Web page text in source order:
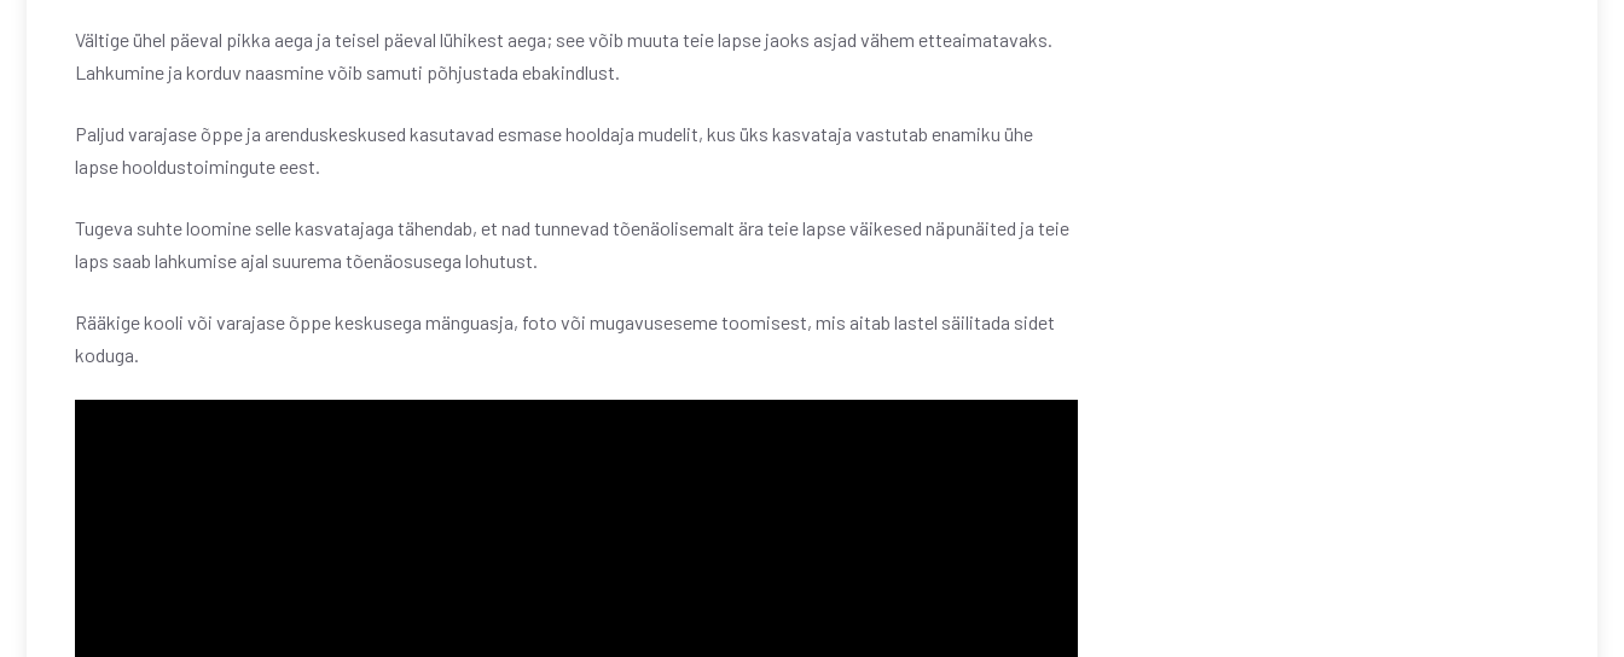
Vältige ühel päeval pikka aega ja teisel päeval lühikest aega; see võib muuta teie lapse jaoks asjad vähem etteaimatavaks.
Lahkumine ja korduv naasmine võib samuti põhjustada ebakindlust.
Paljud varajase õppe ja arenduskeskused kasutavad esmase hooldaja mudelit, kus üks kasvataja vastutab enamiku ühe
lapse hooldustoimingute eest.
Tugeva suhte loomine selle kasvatajaga tähendab, et nad tunnevad tõenäolisemalt ära teie lapse väikesed näpunäited ja teie
laps saab lahkumise ajal suurema tõenäosusega lohutust.
Rääkige kooli või varajase õppe keskusega mänguasja, foto või mugavuseseme toomisest, mis aitab lastel säilitada sidet
koduga.